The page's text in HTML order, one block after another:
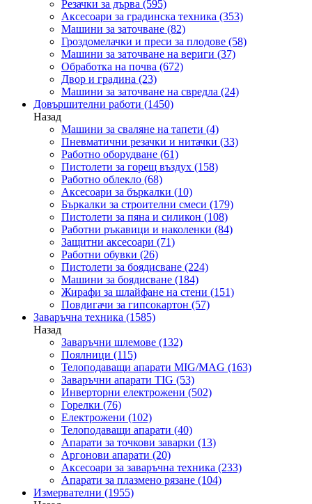
Резачки за дърва (595)
Аксесоари за градинска техника (353)
Машини за заточване (82)
Гроздомелачки и преси за плодове (58)
Машини за заточване на вериги (37)
Обработка на почва (672)
Двор и градина (23)
Машини за заточване на свредла (24)
Довършителни работи (1450)
Назад
Машини за сваляне на тапети (4)
Пневматични резачки и нитачки (33)
Работно оборудване (61)
Пистолети за горещ въздух (158)
Работно облекло (68)
Аксесоари за бъркалки (10)
Бъркалки за строителни смеси (179)
Пистолети за пяна и силикон (108)
Работни ръкавици и наколенки (84)
Защитни аксесоари (71)
Работни обувки (26)
Пистолети за боядисване (224)
Машини за боядисване (184)
Жирафи за шлайфане на стени (151)
Повдигачи за гипсокартон (57)
Заваръчна техника (1585)
Назад
Заваръчни шлемове (132)
Поялници (115)
Телоподаващи апарати MIG/MAG (163)
Заваръчни апарати TIG (53)
Инверторни електрожени (502)
Горелки (76)
Електрожени (102)
Телоподаващи апарати (40)
Апарати за точкови заварки (13)
Аргонови апарати (20)
Аксесоари за заваръчна техника (233)
Апарати за плазмено рязане (104)
Измервателни (1955)